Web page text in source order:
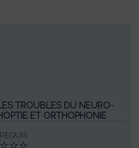
TROUBLES DU NEURO-
ET ORTHOPHONIE